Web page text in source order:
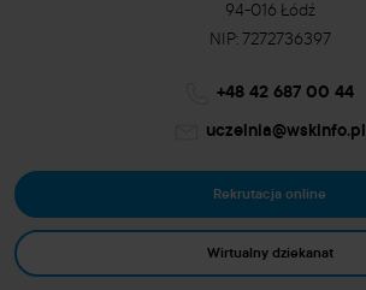
94-016 Łódź
NIP: 7272736397
+48 42 687 00 44
uczelnia@wskinfo.pl
Rekrutacja online
Wirtualny dziekanat